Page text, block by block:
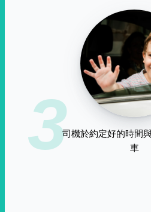
3司機於約定好的時間
車